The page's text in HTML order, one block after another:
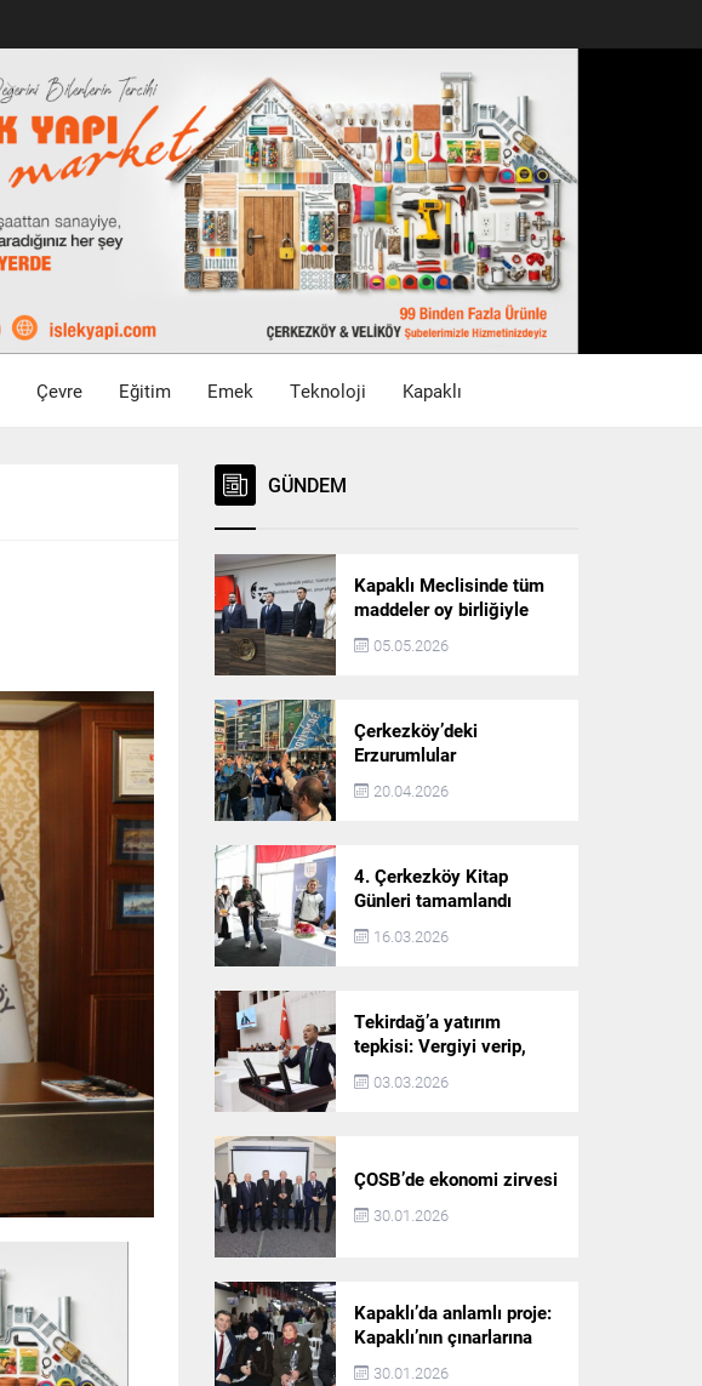
Çevre Eğitim Emek Teknoloji Kapaklı
GÜNDEM
Kapaklı Meclisinde tüm
maddeler oy birliğiyle
karara bağlandı
05.05.2026
Çerkezköy’deki
Erzurumlular
şampiyonluğu kutladı
20.04.2026
4. Çerkezköy Kitap
Günleri tamamlandı
16.03.2026
Tekirdağ’a yatırım
tepkisi: Vergiyi verip,
hizmet almayan bir iliz
03.03.2026
ÇOSB’de ekonomi zirvesi
30.01.2026
Kapaklı’da anlamlı proje:
Kapaklı’nın çınarlarına
dijital vefa köprüsü
30.01.2026